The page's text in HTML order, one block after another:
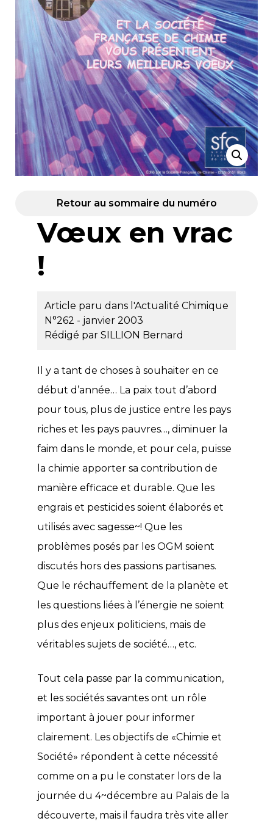
Retour au sommaire du numéro
Vœux en vrac
!
Article paru dans l'Actualité Chimique
N°262 - janvier 2003
Rédigé par SILLION Bernard
Il y a tant de choses à souhaiter en ce
début d’année… La paix tout d’abord
pour tous, plus de justice entre les pays
riches et les pays pauvres…, diminuer la
faim dans le monde, et pour cela, puisse
la chimie apporter sa contribution de
manière efficace et durable. Que les
engrais et pesticides soient élaborés et
utilisés avec sagesse~! Que les
problèmes posés par les OGM soient
discutés hors des passions partisanes.
Que le réchauffement de la planète et
les questions liées à l’énergie ne soient
plus des enjeux politiciens, mais de
véritables sujets de société…, etc.
Tout cela passe par la communication,
et les sociétés savantes ont un rôle
important à jouer pour informer
clairement. Les objectifs de «Chimie et
Société» répondent à cette nécessité
comme on a pu le constater lors de la
journée du 4~décembre au Palais de la
découverte, mais il faudra très vite aller